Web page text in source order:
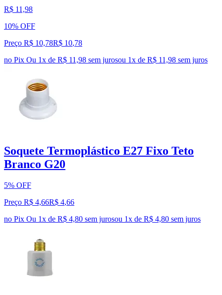
R$ 11,98
10% OFF
Preço R$ 10,78R$ 10,78
no Pix Ou 1x de R$ 11,98 sem jurosou 1x de R$ 11,98 sem juros
Soquete Termoplástico E27 Fixo Teto
Branco G20
5% OFF
Preço R$ 4,66R$ 4,66
no Pix Ou 1x de R$ 4,80 sem jurosou 1x de R$ 4,80 sem juros